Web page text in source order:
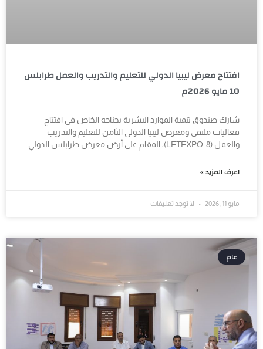
افتتاح معرض ليبيا الدولي للتعليم والتدريب والعمل طرابلس
10 مايو 2026م
شارك صندوق تنمية الموارد البشرية بجناحه الخاص في افتتاح
فعاليات ملتقى ومعرض ليبيا الدولي الثامن للتعليم والتدريب
والعمل (LETEXPO-8)، المقام على أرض معرض طرابلس الدولي
اعرف المزيد »
مايو 11, 2026 لا توجد تعليقات
عام